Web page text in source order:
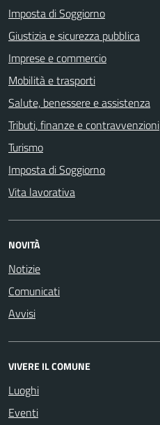
Imposta di Soggiorno
Giustizia e sicurezza pubblica
Imprese e commercio
Mobilità e trasporti
Salute, benessere e assistenza
Tributi, finanze e contravvenzioni
Turismo
Imposta di Soggiorno
Vita lavorativa
NOVITÀ
Notizie
Comunicati
Avvisi
VIVERE IL COMUNE
Luoghi
Eventi